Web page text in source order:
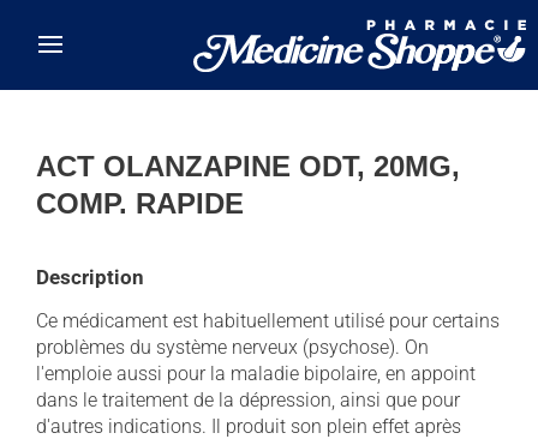
ACT OLANZAPINE ODT, 20MG,
COMP. RAPIDE
Description
Ce médicament est habituellement utilisé pour certains
problèmes du système nerveux (psychose). On
l'emploie aussi pour la maladie bipolaire, en appoint
dans le traitement de la dépression, ainsi que pour
d'autres indications. Il produit son plein effet après